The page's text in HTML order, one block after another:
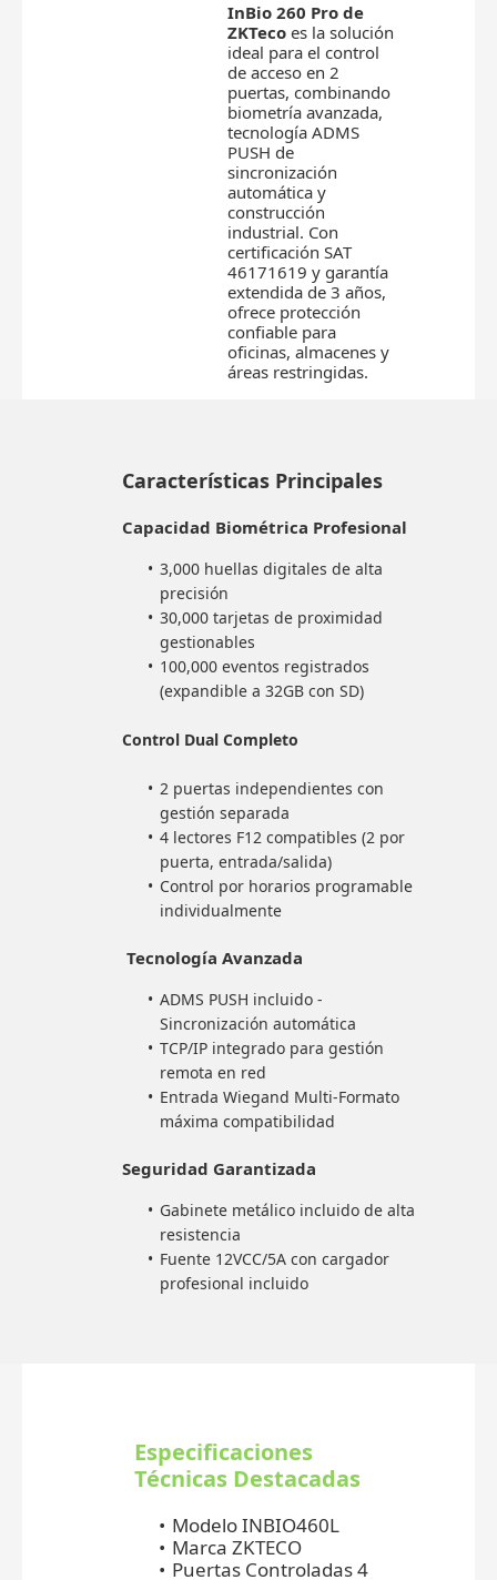
InBio 260 Pro de
ZKTecoes la solución
ideal para el control
de acceso en 2
puertas, combinando
biometría avanzada,
tecnología ADMS
PUSH de
sincronización
automática y
construcción
industrial. Con
certificación SAT
46171619 y garantía
extendida de 3 años,
ofrece protección
confiable para
oficinas, almacenes y
áreas restringidas.
Características Principales
Capacidad Biométrica Profesional
3,000 huellas digitales de alta
precisión
30,000 tarjetas de proximidad
gestionables
100,000 eventos registrados
(expandible a 32GB con SD)
Control Dual Completo
2 puertas independientes con
gestión separada
4 lectores F12 compatibles (2 por
puerta, entrada/salida)
Control por horarios programable
individualmente
Tecnología Avanzada
ADMS PUSH incluido -
Sincronización automática
TCP/IP integrado para gestión
remota en red
Entrada Wiegand Multi-Formato
máxima compatibilidad
Seguridad Garantizada
Gabinete metálico incluido de alta
resistencia
Fuente 12VCC/5A con cargador
profesional incluido
Especificaciones
Técnicas Destacadas
Modelo INBIO460L
Marca ZKTECO
Puertas Controladas 4